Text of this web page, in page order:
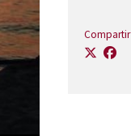
Compartir